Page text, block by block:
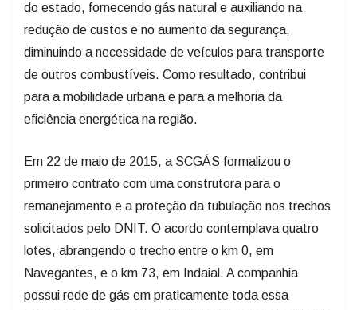
do estado, fornecendo gás natural e auxiliando na
redução de custos e no aumento da segurança,
diminuindo a necessidade de veículos para transporte
de outros combustíveis. Como resultado, contribui
para a mobilidade urbana e para a melhoria da
eficiência energética na região.
Em 22 de maio de 2015, a SCGÁS formalizou o
primeiro contrato com uma construtora para o
remanejamento e a proteção da tubulação nos trechos
solicitados pelo DNIT. O acordo contemplava quatro
lotes, abrangendo o trecho entre o km 0, em
Navegantes, e o km 73, em Indaial. A companhia
possui rede de gás em praticamente toda essa